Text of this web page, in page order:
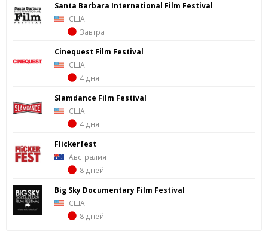
Santa Barbara International Film Festival
США
Завтра
Cinequest Film Festival
США
4 дня
Slamdance Film Festival
США
4 дня
Flickerfest
Австралия
8 дней
Big Sky Documentary Film Festival
США
8 дней